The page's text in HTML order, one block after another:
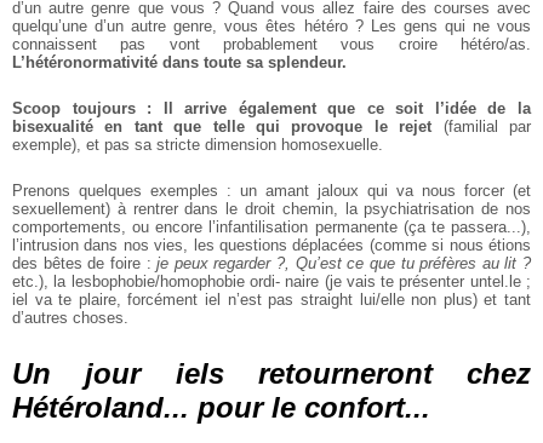
d’un autre genre que vous ? Quand vous allez fairedes courses avec
quelqu’une d’un autre genre, vous êtes hétéro ? Les gens qui ne vous
connaissent pas vont probablement vous croirehétéro/as.
L’hétéronormativité dans toute sa splendeur.
Scoop toujours : Il arrive également que ce soit l’idée de la
bisexualité en tant que tellequi provoque le rejet (familial par
exemple), et pas sa stricte dimension homosexuelle.
Prenons quelques exemples : un amant jaloux qui va nous forcer (et
sexuellement) à rentrer dans le droit chemin, la psychiatrisation de nos
comportements, ou encore l’infantilisation permanente (çate passera...),
l’intrusion dans nos vies, les questions déplacées (comme si nous étions
des bêtes de foire : je peux regarder ?, Qu’estce que tu préfères au lit ?
etc.), la lesbophobie/homophobie ordi‐naire (je vais te présenter untel.le ;
iel va te plaire, forcément iel n’estpas straight lui/elle non plus) et tant
d’autres choses.
Un jour iels retourneront chez
Hétéroland... pour le confort...